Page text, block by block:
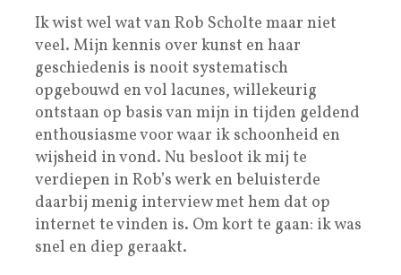
Ik wist wel wat van Rob Scholte maar niet
veel. Mijn kennis over kunst en haar
geschiedenis is nooit systematisch
opgebouwd en vol lacunes, willekeurig
ontstaan op basis van mijn in tijden geldend
enthousiasme voor waar ik schoonheid en
wijsheid in vond. Nu besloot ik mij te
verdiepen in Rob’s werk en beluisterde
daarbij menig interview met hem dat op
internet te vinden is. Om kort te gaan: ik was
snel en diep geraakt.